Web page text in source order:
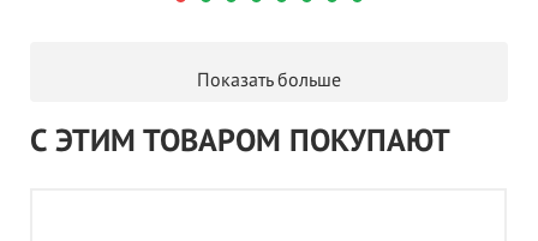
Показать больше
С ЭТИМ ТОВАРОМ ПОКУПАЮТ